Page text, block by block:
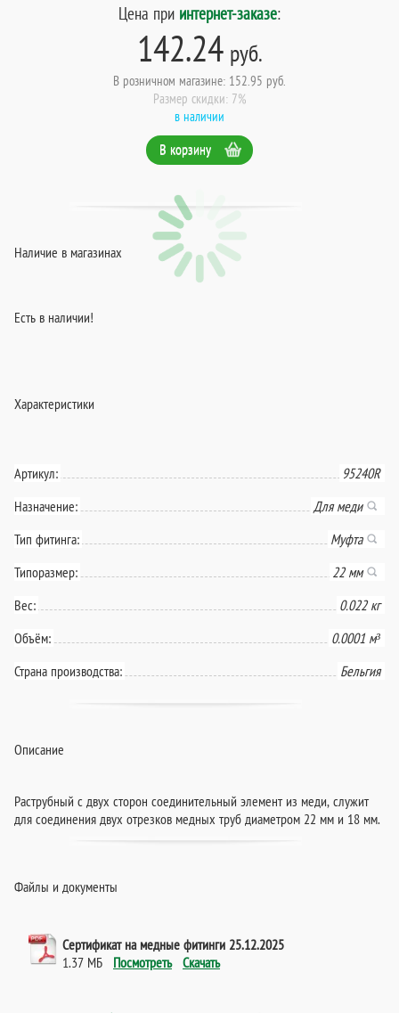
Цена при интернет-заказе:
142.24руб.
В розничном магазине: 152.95 руб.
Размер скидки: 7%
в наличии
В корзину
Наличие в магазинах
Есть в наличии!
Характеристики
Артикул:
95240R
Назначение:
Для меди
Тип фитинга:
Муфта
Типоразмер:
22 мм
Вес:
0.022 кг
Объём:
0.0001 м³
Страна производства:
Бельгия
Описание
Раструбный с двух сторон соединительный элемент из меди, служит
для соединения двух отрезков медных труб диаметром 22 мм и 18 мм.
Файлы и документы
Сертификат на медные фитинги 25.12.2025
1.37 МБ Посмотреть Скачать